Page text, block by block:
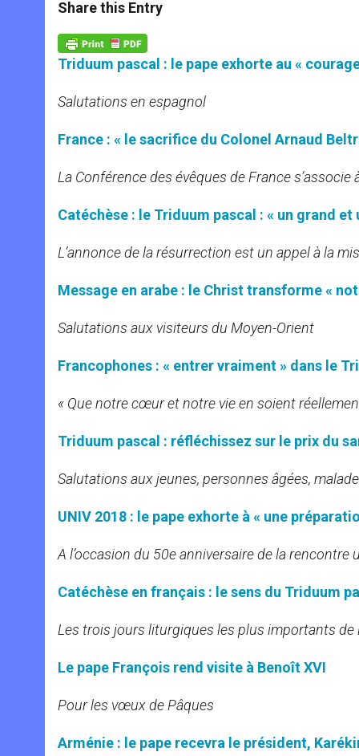
t
s
p
p
s
e
g
e
e
b
o
k
Share this Entry
Triduum pascal : le pape exhorte au «
Salutations en espagnol
France : « le sacrifice du Colonel Arnaud
La Conférence des évêques de France s’associe
Catéchèse : le Triduum pascal : « un grand et
L’annonce de la résurrection est un appel à la
Message en arabe : le Christ transforme «
Salutations aux visiteurs du Moyen-Orient
Francophones : « entrer vraiment » dans le
« Que notre cœur et notre vie en soient
Triduum pascal : réfléchissez sur le prix du
Salutations aux jeunes, personnes âgées,
UNIV 2018 : le pape exhorte à « une
A l’occasion du 50e anniversaire de la rencontre
Catéchèse en français : le sens du Triduum
Les trois jours liturgiques les plus importants de
Le pape François rend visite à Benoît XVI
Pour les vœux de Pâques
Arménie : le pape recevra le président,